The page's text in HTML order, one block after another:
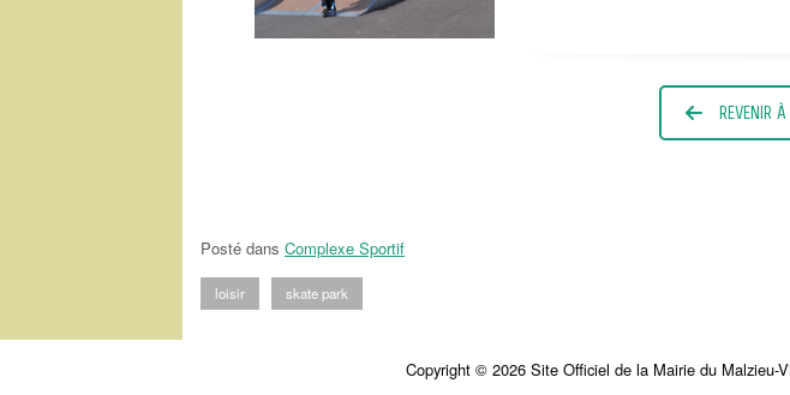
REVENIR
Posté dans Complexe Sportif
loisir skate park
Copyright © 2026 Site Officiel de la Mairie du Malzieu-